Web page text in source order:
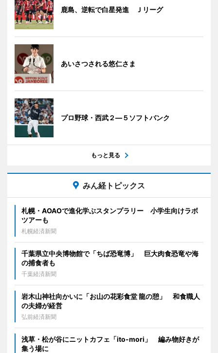
鹿島、逆転で白星発進 Ｊリーグ
あいさつされる悠仁さま
プロ野球・西武２―５ソフトバンク
もっと見る
みん経トピックス
札幌・AOAOで進化学ぶスタンプラリー 小学生向けラボ
ツアーも
札幌経済新聞
千葉県立中央博物館で「ちば恐竜博」 巨大肉食恐竜や海
の捕食者も
千葉経済新聞
岩木山神社向かいに「お山の花彩食堂 龍の憩」 和食職人
の夫婦が経営
弘前経済新聞
浅草・松が谷にニットカフェ「ito-mori」 編み物好きが
集う場に